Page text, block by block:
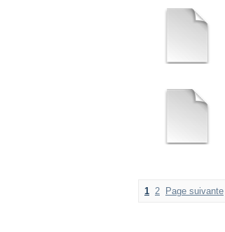
1 2 Page suivante